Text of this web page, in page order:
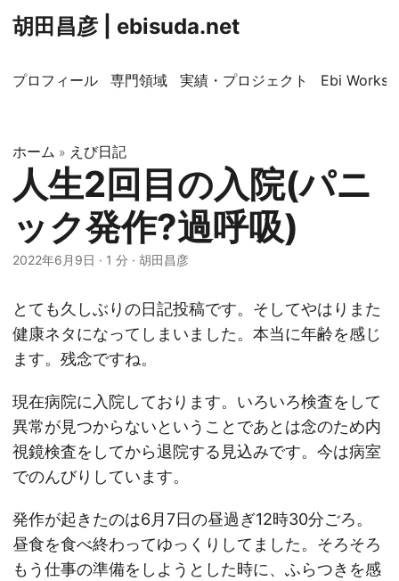
胡田昌彦 | ebisuda.net
プロフィール 専門領域 実績・プロジェクト Ebi
ホーム » えび日記
人生2回目の入院(パニ
ック発作?過呼吸)
2022年6月9日 · 1 分 · 胡田昌彦
とても久しぶりの日記投稿です。そしてやはりまた
健康ネタになってしまいました。本当に年齢を感じ
ます。残念ですね。
現在病院に入院しております。いろいろ検査をして
異常が見つからないということであとは念のため内
視鏡検査をしてから退院する見込みです。今は病室
でのんびりしています。
発作が起きたのは6月7日の昼過ぎ12時30分ごろ。
昼食を食べ終わってゆっくりしてました。そろそろ
もう仕事の準備をしようとした時に、ふらつきを感